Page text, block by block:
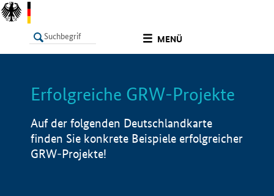
MENÜ
LISTE Info
Erfolgreiche GRW-Projekte
Auf der folgenden Deutschlandkarte
finden Sie konkrete Beispiele erfolgreicher
GRW-Projekte!